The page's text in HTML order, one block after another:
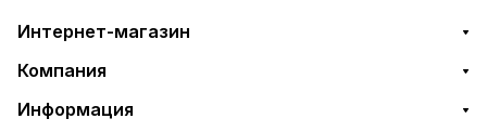
Интернет-магазин
Компания
Информация